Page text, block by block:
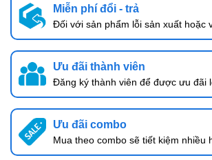
Miễn phí đổi - trả
Đối với sản phẩm lỗi sản xuất hoặc
Ưu đãi thành viên
Đăng ký thành viên để được ưu đãi
Ưu đãi combo
Mua theo combo sẽ tiết kiệm nhiều